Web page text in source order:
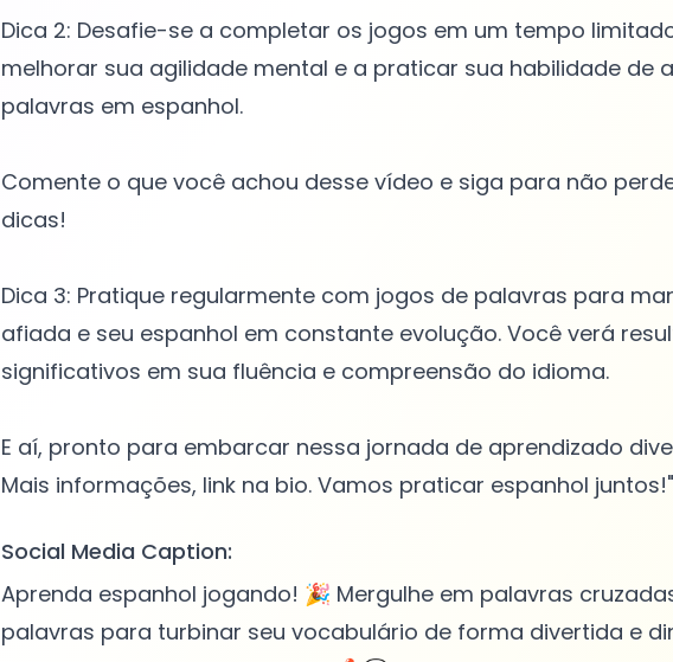
Dica 2: Desafie-se a completar os jogos em um tempo
melhorar sua agilidade mental e a praticar sua habilidade de
palavras em espanhol.
Comente o que você achou desse vídeo e siga para não
dicas!
Dica 3: Pratique regularmente com jogos de palavras para
afiada e seu espanhol em constante evolução. Você verá
significativos em sua fluência e compreensão do idioma.
E aí, pronto para embarcar nessa jornada de aprendizado
Social Media Caption:
Aprenda espanhol jogando! 🎉 Mergulhe em palavras
palavras para turbinar seu vocabulário de forma divertida e